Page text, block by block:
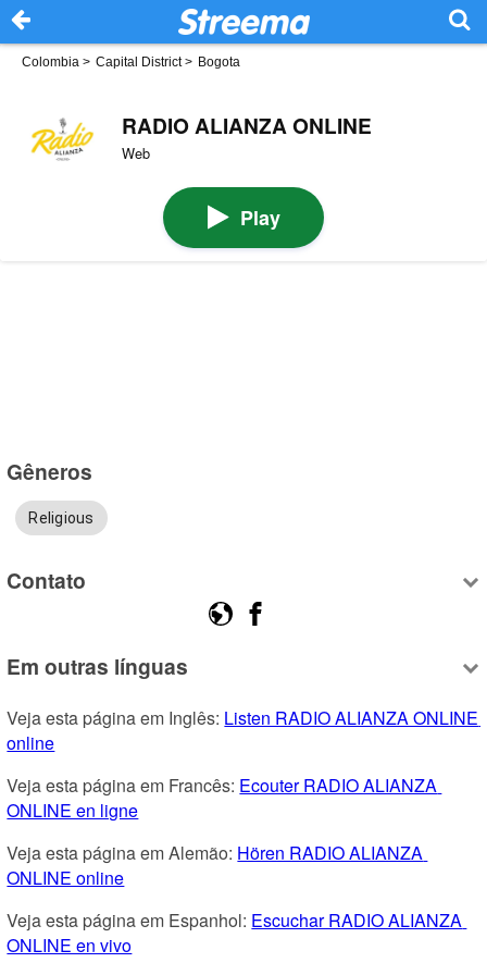
Colombia > Capital District> Bogota
RADIO ALIANZA ONLINE
Web
Play
Gêneros
Religious
Contato
Em outras línguas
Veja esta página em Inglês: Listen RADIO ALIANZA ONLINE
online
Veja esta página em Francês: Ecouter RADIO ALIANZA
ONLINE en ligne
Veja esta página em Alemão: Hören RADIO ALIANZA
ONLINE online
Veja esta página em Espanhol: Escuchar RADIO ALIANZA
ONLINE en vivo